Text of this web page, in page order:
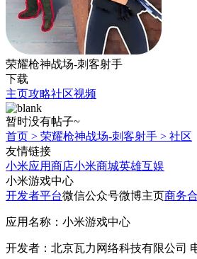
荣耀枪神战场-刺客射手
下载
主页攻略社区视频
暂时没有帖子~
首页 > 荣耀枪神战场-刺客射手 > 社区
友情链接
小米应用商店小米商城英雄互娱
小米游戏中心
开发者平台微信公众号微博主页商务
应用名称：小米游戏中心
开发者：北京瓦力网络科技有限公司